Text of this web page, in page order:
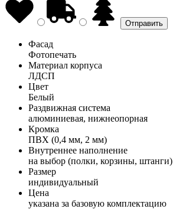
Фасад
Фотопечать
Материал корпуса
ЛДСП
Цвет
Белый
Раздвижная система
алюминиевая, нижнеопорная
Кромка
ПВХ (0,4 мм, 2 мм)
Внутреннее наполнение
на выбор (полки, корзины, штанги)
Размер
индивидуальный
Цена
указана за базовую комплектацию